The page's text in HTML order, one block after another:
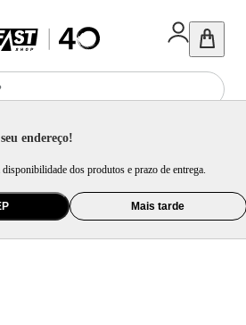
endereço!
dos produtos e prazo de entrega.
Mais tarde